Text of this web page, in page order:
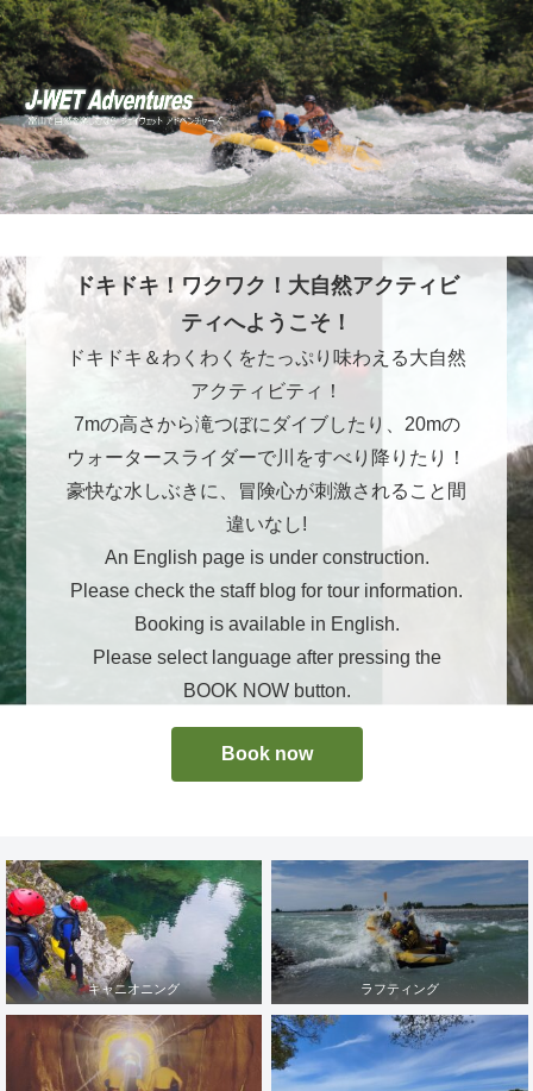
ドキドキ！ワクワク！大自然アクティビ
ティへようこそ！
ドキドキ＆わくわくをたっぷり味わえる大自然
アクティビティ！
7mの高さから滝つぼにダイブしたり、20mの
ウォータースライダーで川をすべり降りたり！
豪快な水しぶきに、冒険心が刺激されること間
違いなし!
An English page is under construction.
Please check the staff blog for tour information.
Booking is available in English.
Please select language after pressing the
BOOK NOW button.
Book now
キャニオニング ラフティング